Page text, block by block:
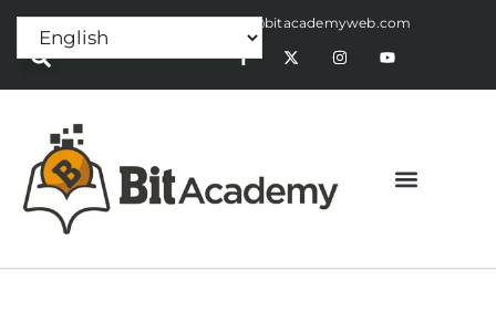
Press Release:alex@bitacademyweb.com